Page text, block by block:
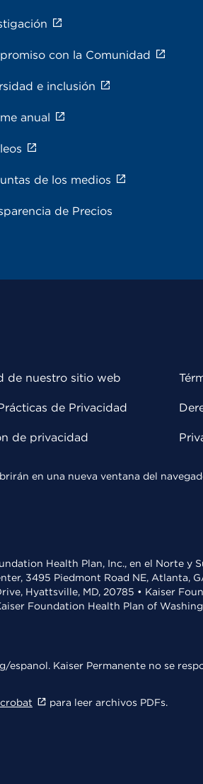
con la Comunidad
e inclusión
anual
de los medios
de Precios
de nuestro sitio web
de Privacidad
de privacidad
en una nueva ventana del
Health Plan, Inc., en el Norte
3495 Piedmont Road NE,
Hyattsville, MD, 20785 • Kaiser
Foundation Health Plan of
espanol. Kaiser Permanente no se
para leer archivos PDFs.